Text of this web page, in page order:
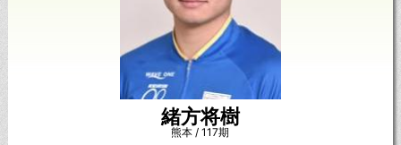
緒方将樹
熊本 / 117期